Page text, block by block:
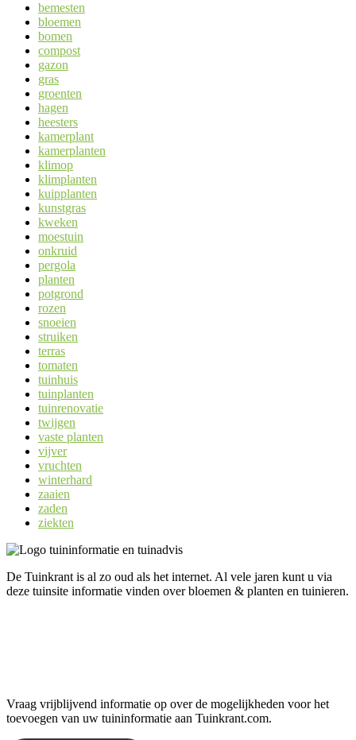
bemesten
bloemen
bomen
compost
gazon
gras
groenten
hagen
heesters
kamerplant
kamerplanten
klimop
klimplanten
kuipplanten
kunstgras
kweken
moestuin
onkruid
pergola
planten
potgrond
rozen
snoeien
struiken
terras
tomaten
tuinhuis
tuinplanten
tuinrenovatie
twijgen
vaste planten
vijver
vruchten
winterhard
zaaien
zaden
ziekten
De Tuinkrant is al zo oud als het internet. Al vele jaren kunt u via
deze tuinsite informatie vinden over bloemen & planten en tuinieren.
Vraag vrijblijvend informatie op over de mogelijkheden voor het
toevoegen van uw tuininformatie aan Tuinkrant.com.